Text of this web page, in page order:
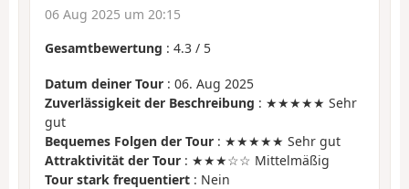
06 Aug 2025 um 20:15
Gesamtbewertung : 4.3 / 5
Datum deiner Tour : 06. Aug 2025
Zuverlässigkeit der Beschreibung : ★★★★★ Sehr
gut
Bequemes Folgen der Tour : ★★★★★ Sehr gut
Attraktivität der Tour : ★★★☆☆ Mittelmäßig
Tour stark frequentiert : Nein